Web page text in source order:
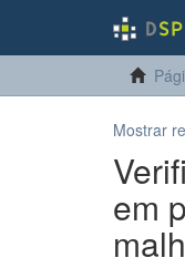
Mostrar
em